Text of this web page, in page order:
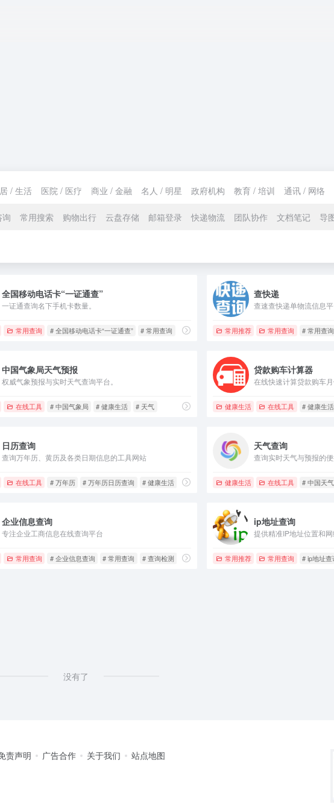
/ 生活 医院 / 医疗 商业 / 金融 名人 / 明星 政府机构 教育 / 培训 通讯 / 网络
询 常用搜索 购物出行 云盘存储 邮箱登录 快递物流 团队协作 文档笔记 导
全国移动电话卡“一证通查”
一证通查询名下手机卡数量。
常用查询 # 全国移动电话卡“一证通查” # 常用查询 # 查询检测
查快递
查速查快递单物流信息
常用推荐 常用查询 # 常用查询
中国气象局天气预报
权威气象预报与实时天气查询平台。
在线工具 # 中国气象局 # 健康生活 # 天气
贷款购车计算器
在线快速计算贷款购车月
健康生活 在线工具 # 健康生活
日历查询
查询万年历、黄历及各类日期信息的工具网站
在线工具 # 万年历 # 万年历日历查询 # 健康生活
天气查询
查询实时天气与预报的
健康生活 在线工具 # 中国天
企业信息查询
专注企业工商信息在线查询平台
常用查询 # 企业信息查询 # 常用查询 # 查询检测
ip地址查询
提供精准IP地址位置和网
常用推荐 常用查询 # ip地址查
没有了
责声明 广告合作 关于我们 站点地图